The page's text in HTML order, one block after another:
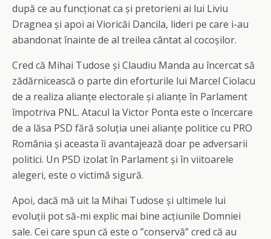
după ce au funcționat ca și pretorieni ai lui Liviu
Dragnea și apoi ai Vioricăi Dancila, lideri pe care i-au
abandonat înainte de al treilea cântat al cocoșilor.
Cred că Mihai Tudose și Claudiu Manda au încercat să
zădărnicească o parte din eforturile lui Marcel Ciolacu
de a realiza alianțe electorale și alianțe în Parlament
împotriva PNL. Atacul la Victor Ponta este o încercare
de a lăsa PSD fără soluția unei alianțe politice cu PRO
România și aceasta îi avantajează doar pe adversarii
politici. Un PSD izolat în Parlament și în viitoarele
alegeri, este o victimă sigură.
Apoi, dacă mă uit la Mihai Tudose și ultimele lui
evoluții pot să-mi explic mai bine acțiunile Domniei
sale. Cei care spun că este o ”conservă” cred că au